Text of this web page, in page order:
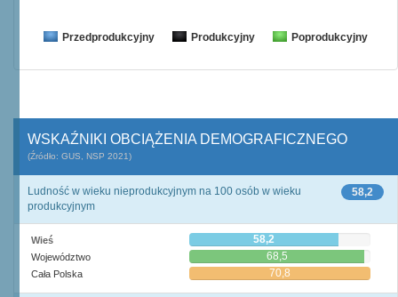
Przedprodukcyjny Produkcyjny Poprodukcyjny
WSKAŹNIKI OBCIĄŻENIA DEMOGRAFICZNEGO
(Źródło: GUS, NSP 2021)
58,2
Ludność w wieku nieprodukcyjnym na 100 osób w wieku
produkcyjnym
Wieś 58,2
Województwo 68,5
Cała Polska 70,8